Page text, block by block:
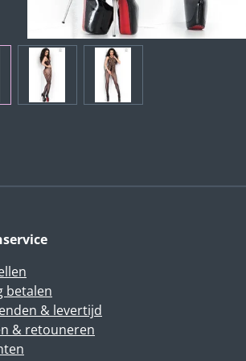
betalen
& levertijd
& retouneren